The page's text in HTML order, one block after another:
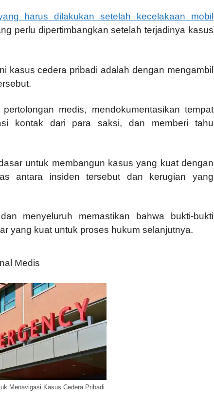
harus dilakukan setelah kecelakaan mobil
perlu dipertimbangkan setelah terjadinya kasus
kasus cedera pribadi adalah dengan mengambil
medis, mendokumentasikan tempat
kontak dari para saksi, dan memberi tahu
untuk membangun kasus yang kuat dengan
antara insiden tersebut dan kerugian yang
menyeluruh memastikan bahwa bukti-bukti
yang kuat untuk proses hukum selanjutnya.
Medis
Menavigasi Kasus Cedera Pribadi